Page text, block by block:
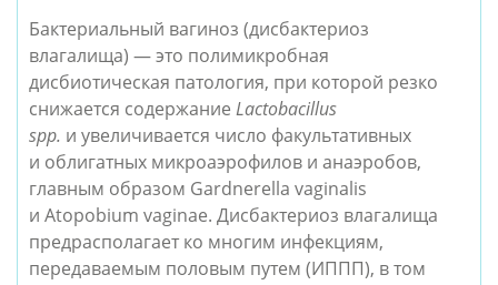
Бактериальный вагиноз (дисбактериоз
влагалища) — это полимикробная
дисбиотическая патология, при которой резко
снижается содержание Lactobacillus
spp. и увеличивается число факультативных
и облигатных микроаэрофилов и анаэробов,
главным образом Gardnerella vaginalis
и Atopobium vaginae. Дисбактериоз влагалища
предрасполагает ко многим инфекциям,
передаваемым половым путем (ИППП), в том